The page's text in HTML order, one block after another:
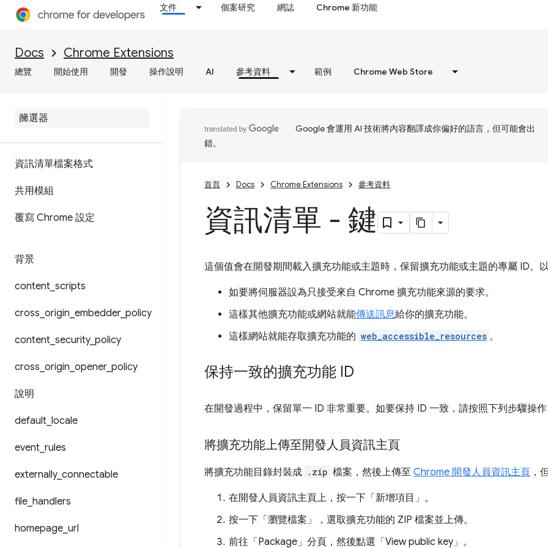
文件 個案研究 網誌 Chrome 新功能
Docs Chrome Extensions
總覽 開始使用 開發 操作說明 AI 參考資料 範例 Chrome Web Store
資訊清單檔案格式
共用模組
覆寫 Chrome 設定
背景
content scripts
cross origin embedder_ policy
content security_ policy
cross origin opener_ policy
說明
default locale
event rules
externally_ connectable
file handlers
homepage url
Google 會運用 AI 技術將內容翻譯成你偏好的語言，但可能會出
錯。
首頁 Docs Chrome Extensions 參考資料
資訊清單 - 鍵
這個值會在開發期間載入擴充功能或主題時，保留擴充功能或主題的專屬 ID。
如要將伺服器設為只接受來自 Chrome 擴充功能來源的要求。
這樣其他擴充功能或網站就能傳送訊息給你的擴充功能。
這樣網站就能存取擴充功能的 web_accessible_resources 。
保持一致的擴充功能 ID
在開發過程中，保留單一 ID 非常重要。如要保持 ID 一致，請按照下列步驟操作
將擴充功能上傳至開發人員資訊主頁
將擴充功能目錄封裝成 .zip 檔案，然後上傳至 Chrome 開發人員資訊主頁 ，
在開發人員資訊主頁上，按一下「新增項目」 。
按一下「瀏覽檔案」
，選取擴充功能的 ZIP 檔案並上傳。
前往「Package」 分頁，然後點選「View public key」 。